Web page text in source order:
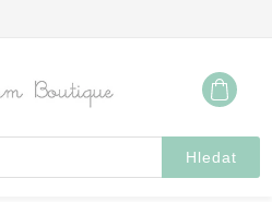
Hledat